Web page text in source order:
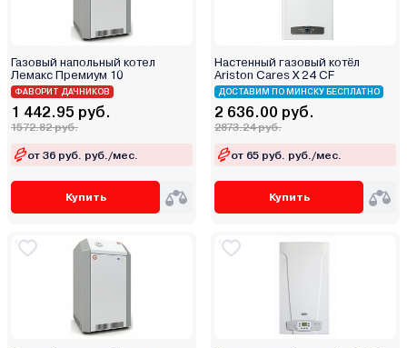
Teplodom
Termet
Termica
Thermex
TIS
VGR
Viadrus
Viessmann
Wolf
Zenet
Газовый напольный котел
Лемакс Премиум 10
ФАВОРИТ ДАЧНИКОВ
1 442.95 руб.
1572.82 руб.
от 36 руб. руб./мес.
Купить
Настенный газовый котёл
Ariston Cares X 24 CF
ДОСТАВИМ ПО МИНСКУ БЕСПЛАТНО
2 636.00 руб.
2873.24 руб.
от 65 руб. руб./мес.
Купить